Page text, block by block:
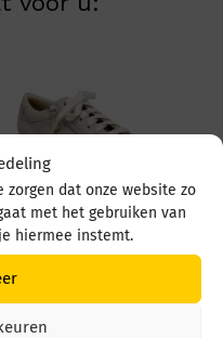
zorgen dat onze website zo
met het gebruiken van
hiermee instemt.
6298 095 6298
1514 Avorio
€249,95